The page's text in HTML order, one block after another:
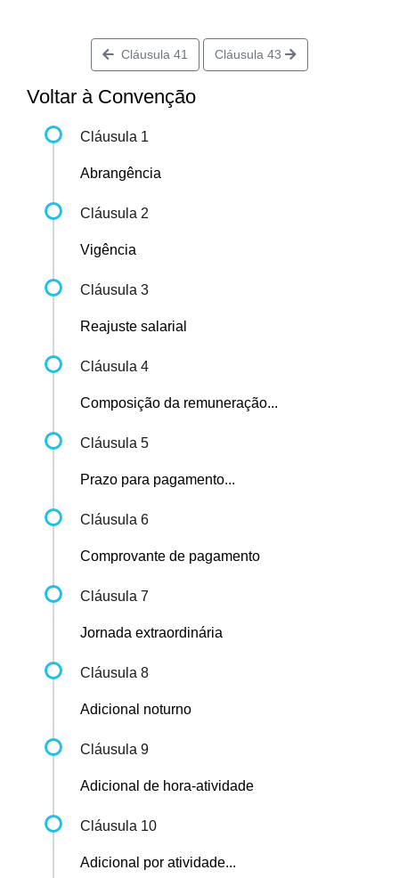
Cláusula 41 Cláusula 43
Voltar à Convenção
Cláusula 1
Abrangência
Cláusula 2
Vigência
Cláusula 3
Reajuste salarial
Cláusula 4
Composição da remuneração...
Cláusula 5
Prazo para pagamento...
Cláusula 6
Comprovante de pagamento
Cláusula 7
Jornada extraordinária
Cláusula 8
Adicional noturno
Cláusula 9
Adicional de hora-atividade
Cláusula 10
Adicional por atividade...